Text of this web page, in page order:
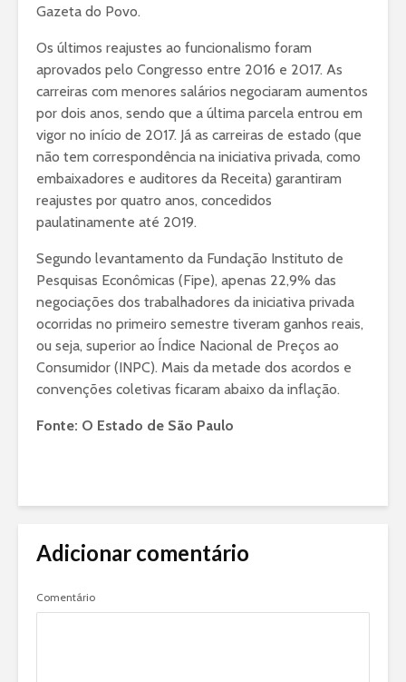
Gazeta do Povo.
Os últimos reajustes ao funcionalismo foram
aprovados pelo Congresso entre 2016 e 2017. As
carreiras com menores salários negociaram aumentos
por dois anos, sendo que a última parcela entrou em
vigor no início de 2017. Já as carreiras de estado (que
não tem correspondência na iniciativa privada, como
embaixadores e auditores da Receita) garantiram
reajustes por quatro anos, concedidos
paulatinamente até 2019.
Segundo levantamento da Fundação Instituto de
Pesquisas Econômicas (Fipe), apenas 22,9% das
negociações dos trabalhadores da iniciativa privada
ocorridas no primeiro semestre tiveram ganhos reais,
ou seja, superior ao Índice Nacional de Preços ao
Consumidor (INPC). Mais da metade dos acordos e
convenções coletivas ficaram abaixo da inflação.
Fonte: O Estado de São Paulo
Adicionar comentário
Comentário